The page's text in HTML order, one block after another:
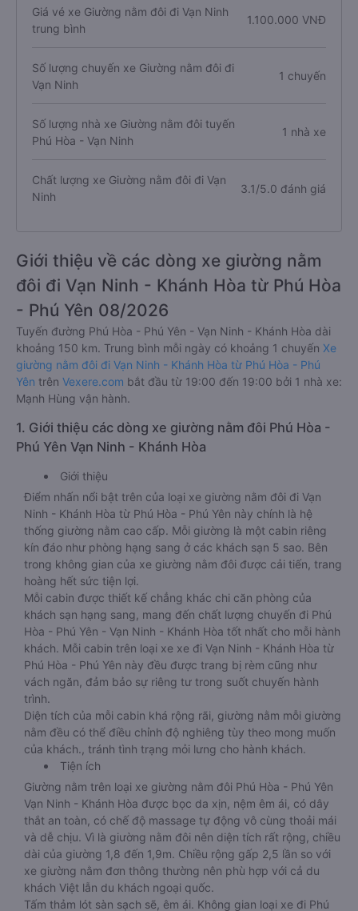
Giá vé xe Giường nằm đôi đi Vạn Ninh
trung bình
1.100.000 VNĐ
Số lượng chuyến xe Giường nằm đôi đi
Vạn Ninh
1 chuyến
Số lượng nhà xe Giường nằm đôi tuyến
Phú Hòa - Vạn Ninh
1 nhà xe
Chất lượng xe Giường nằm đôi đi Vạn
Ninh
3.1/5.0 đánh giá
Giới thiệu về các dòng xe giường nằm
đôi đi Vạn Ninh - Khánh Hòa từ Phú Hòa
- Phú Yên 08/2026
Tuyến đường Phú Hòa - Phú Yên - Vạn Ninh - Khánh Hòa dài
khoảng 150 km. Trung bình mỗi ngày có khoảng 1 chuyến Xe
giường nằm đôi đi Vạn Ninh - Khánh Hòa từ Phú Hòa - Phú
Yên trên Vexere.com bắt đầu từ 19:00 đến 19:00 bởi 1 nhà xe:
Mạnh Hùng vận hành.
1. Giới thiệu các dòng xe giường nằm đôi Phú Hòa -
Phú Yên Vạn Ninh - Khánh Hòa
Giới thiệu
Điểm nhấn nổi bật trên của loại xe giường nằm đôi đi Vạn
Ninh - Khánh Hòa từ Phú Hòa - Phú Yên này chính là hệ
thống giường nằm cao cấp. Mỗi giường là một cabin riêng
kín đáo như phòng hạng sang ở các khách sạn 5 sao. Bên
trong không gian của xe giường nằm đôi được cải tiến, trang
hoàng hết sức tiện lợi.
Mỗi cabin được thiết kế chẳng khác chi căn phòng của
khách sạn hạng sang, mang đến chất lượng chuyến đi Phú
Hòa - Phú Yên - Vạn Ninh - Khánh Hòa tốt nhất cho mỗi hành
khách. Mỗi cabin trên loại xe xe đi Vạn Ninh - Khánh Hòa từ
Phú Hòa - Phú Yên này đều được trang bị rèm cũng như
vách ngăn, đảm bảo sự riêng tư trong suốt chuyến hành
trình.
Diện tích của mỗi cabin khá rộng rãi, giường nằm mỗi giường
nằm đều có thể điều chỉnh độ nghiêng tùy theo mong muốn
của khách., tránh tình trạng mỏi lưng cho hành khách.
Tiện ích
Giường nằm trên loại xe giường nằm đôi Phú Hòa - Phú Yên
Vạn Ninh - Khánh Hòa được bọc da xịn, nệm êm ái, có dây
thắt an toàn, có chế độ massage tự động vô cùng thoải mái
và dễ chịu. Vì là giường nằm đôi nên diện tích rất rộng, chiều
dài của giường 1,8 đến 1,9m. Chiều rộng gấp 2,5 lần so với
xe giường nằm đơn thông thường nên phù hợp với cả du
khách Việt lẫn du khách ngoại quốc.
Tấm thảm lót sàn sạch sẽ, êm ái. Không gian loại xe đi Phú